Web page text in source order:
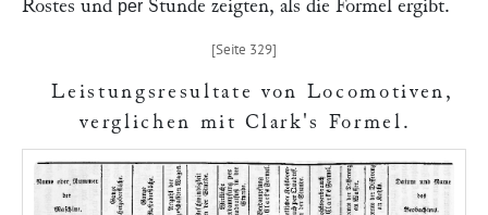
Rostes und per Stunde zeigten, als die Formel ergibt.
Leistungsresultate von Locomotiven,
verglichen mit Clark's Formel .